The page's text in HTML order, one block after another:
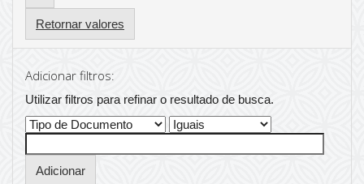
Retornar valores
Adicionar filtros:
Utilizar filtros para refinar o resultado de busca.